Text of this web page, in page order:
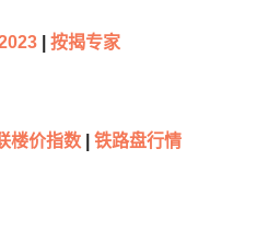
| 按揭专家
楼价指数| 铁路盘行情